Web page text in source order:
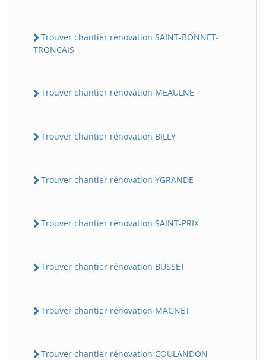
Trouver chantier rénovation SAINT-BONNET-
TRONCAIS
Trouver chantier rénovation MEAULNE
Trouver chantier rénovation BILLY
Trouver chantier rénovation YGRANDE
Trouver chantier rénovation SAINT-PRIX
Trouver chantier rénovation BUSSET
Trouver chantier rénovation MAGNET
Trouver chantier rénovation COULANDON